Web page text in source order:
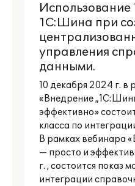
Использование
1С:Шина при
управления
данными.
10 декабря 2024 г. в
«Внедрение
эффективно»
класса по
В рамках вебинара
— просто и
г. , состоится показ
интеграции